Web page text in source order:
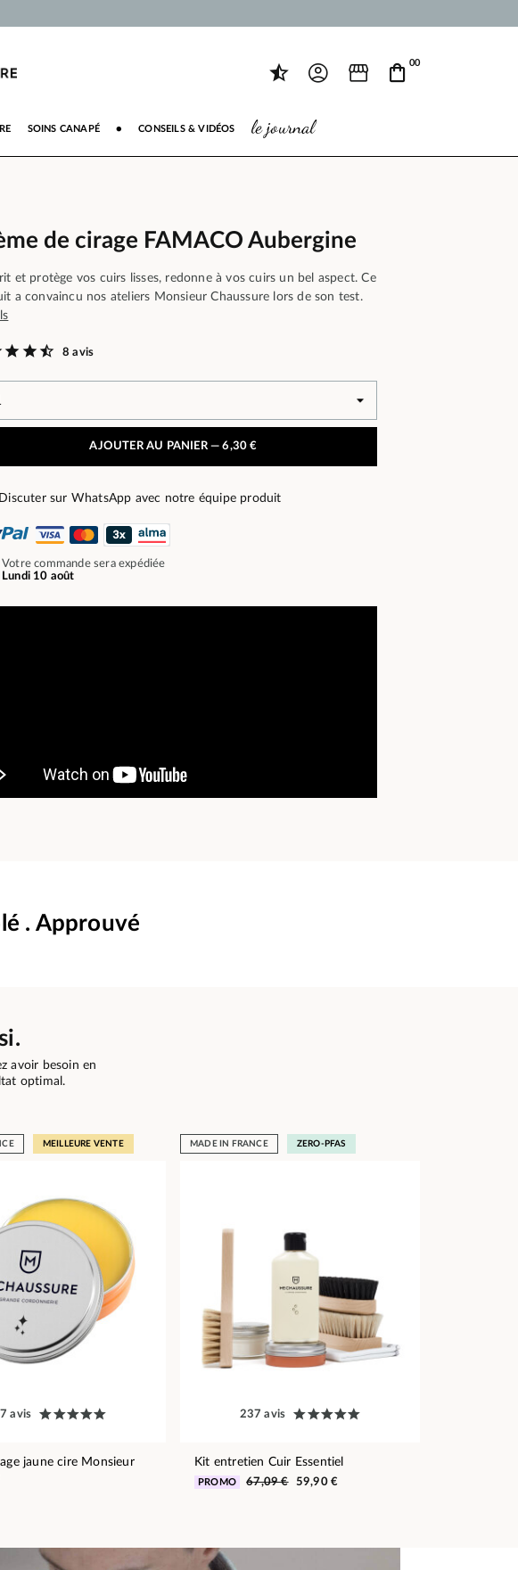
et maroquinerie
50 € 00
SOINS CANAPÉ ● CONSEILS & VIDÉOS le journal
de cirage FAMACO Aubergine
et protège vos cuirs lisses, redonne à vos cuirs un bel aspect. Ce
a convaincu nos ateliers Monsieur Chaussure lors de son test.
8 avis
AJOUTER AU PANIER —6,30 €
Discuter sur WhatsApp avec notre équipe produit
Votre commande sera expédiée
Lundi 10 août
. Approuvé
avoir besoin en
optimal.
MEILLEURE VENTE
avis
jaune cire Monsieur
MADE IN FRANCE ZERO-PFAS
237 avis
Kit entretien Cuir Essentiel
PROMO 67,09 € 59,90 €